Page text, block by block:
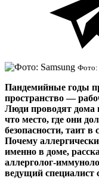
Фото:
Пандемийные годы
пространство —
Люди проводят дома
что место, где они
безопасности, таит в
Почему
именно в доме,
аллерголог-
ведущий специалист